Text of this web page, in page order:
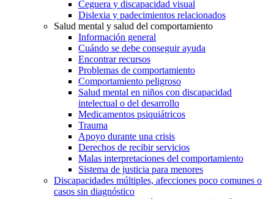
Ceguera y discapacidad visual
Dislexia y padecimientos relacionados
Salud mental y salud del comportamiento
Información general
Cuándo se debe conseguir ayuda
Encontrar recursos
Problemas de comportamiento
Comportamiento peligroso
Salud mental en niños con discapacidad
intelectual o del desarrollo
Medicamentos psiquiátricos
Trauma
Apoyo durante una crisis
Derechos de recibir servicios
Malas interpretaciones del comportamiento
Sistema de justicia para menores
Discapacidades múltiples, afecciones poco comunes o
casos sin diagnóstico